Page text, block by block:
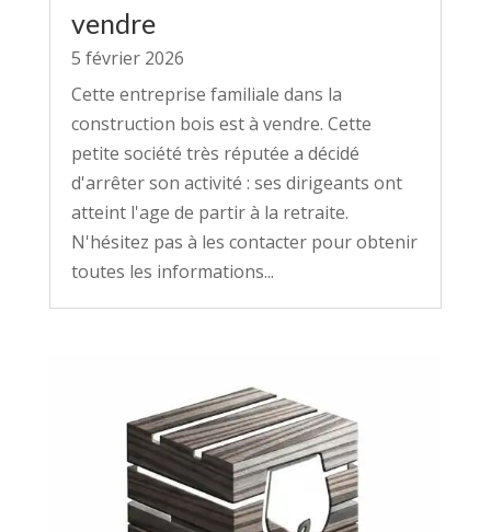
vendre
5 février 2026
Cette entreprise familiale dans la
construction bois est à vendre. Cette
petite société très réputée a décidé
d'arrêter son activité : ses dirigeants ont
atteint l'age de partir à la retraite.
N'hésitez pas à les contacter pour obtenir
toutes les informations...